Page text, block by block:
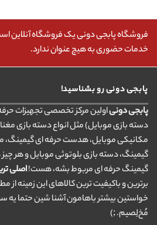
فروشگاه پابجی دونی یک فروشگاه آنلاین
خدمات حضوری به هیچ عنوان ندارد.
پابجی دونی رو بشناسید!
پابجی دونیاولین مرکز تخصصی تجهیزات
دسته بازی موبایل) مثل انواع دسته بازی
مکانیکی موبایل، هدست حرفه ای گیمینگ،
گیمینگ، دسته بازی بلوتوثی موبایل و هر
گیمینگ حرفه ای مربوط بشه، هست!اصلی
برترین و باکیفیت ترین کالاهای این زمینه از
خواستین بیشتر باهامون آشنا شین حتما یه
مُخ‌لِصیم. ;)